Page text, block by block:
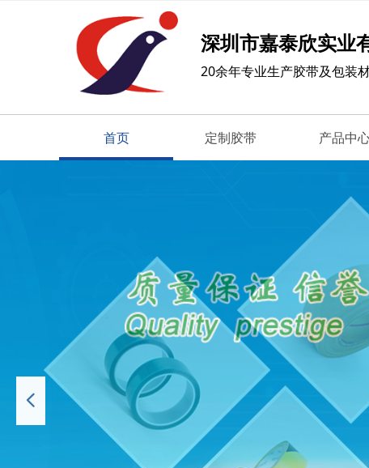
首页 定制胶带 产品中
深圳市嘉泰欣实业
20余年专业生产胶带及包装
넳